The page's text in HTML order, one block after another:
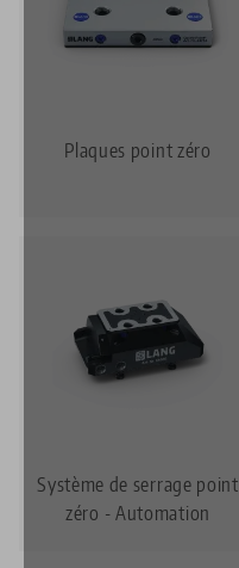
Plaques point zéro
Système de serrage point
zéro - Automation